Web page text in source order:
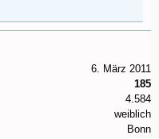
6. März 2011
185
4.584
weiblich
Bonn